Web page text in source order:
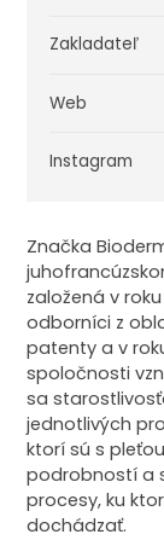
Zakladateľ
Web
Instagram
Značka
založená v
odborníci z
patenty a v
spoločnosti
sa
jednotlivých
ktorí sú s
podrobností a
procesy, ku
dochádzať.